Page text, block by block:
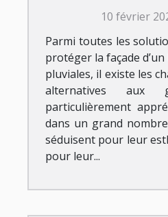
10 février
Parmi toutes les
protéger la façade
pluviales, il existe les
alternatives aux
particulièrement
dans un grand
séduisent pour leur
pour leur...